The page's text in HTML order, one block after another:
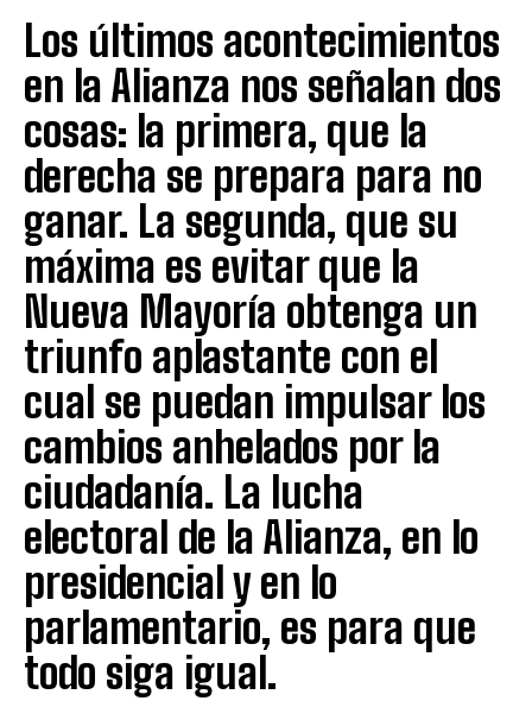
Los últimos acontecimientos
en la Alianza nos señalan dos
cosas: la primera, que la
derecha se prepara para no
ganar. La segunda, que su
máxima es evitar que la
Nueva Mayoría obtenga un
triunfo aplastante con el
cual se puedan impulsar los
cambios anhelados por la
ciudadanía. La lucha
electoral de la Alianza, en lo
presidencial y en lo
parlamentario, es para que
todo siga igual.